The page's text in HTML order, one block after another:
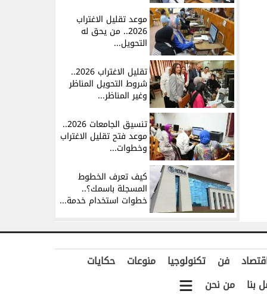
موعد تقليل الاغتراب
2026.. من يحق له
التحويل...
تقليل الاغتراب 2026..
شروط التحويل المناظر
وغير المناظر...
تنسيق الجامعات 2026..
موعد فتح تقليل الاغتراب
وخطوات...
كيف تعرف الخطوط
المسجلة باسمك؟..
خطوات استخدام خدمة...
فن تكنولوجيا منوعات
حكايات
بنا من نحن